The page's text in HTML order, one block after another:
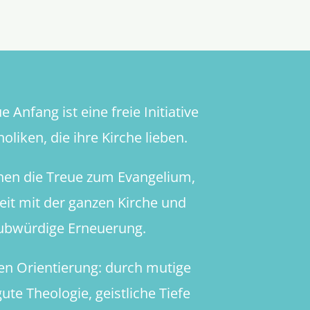
Anfang ist eine freie Initiative
die ihre Kirche lieben.
die Treue zum Evangelium,
mit der ganzen Kirche und
Erneuerung.
Orientierung: durch mutige
Theologie, geistliche Tiefe